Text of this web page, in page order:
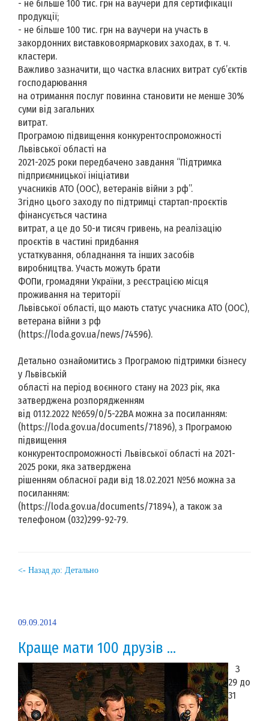
- не більше 100 тис. грн на ваучери для сертифікації
продукції;
- не більше 100 тис. грн на ваучери на участь в
закордонних виставковоярмаркових заходах, в т. ч.
кластери.
Важливо зазначити, що частка власних витрат суб’єктів
господарювання
на отримання послуг повинна становити не менше 30%
суми від загальних
витрат.
Програмою підвищення конкурентоспроможності
Львівської області на
2021-2025 роки передбачено завдання “Підтримка
підприємницької ініціативи
учасників АТО (ООС), ветеранів війни з рф”.
Згідно цього заходу по підтримці стартап-проєктів
фінансується частина
витрат, а це до 50-и тисяч гривень, на реалізацію
проєктів в частині придбання
устаткування, обладнання та інших засобів
виробництва. Участь можуть брати
ФОПи, громадяни України, з реєстрацією місця
проживання на території
Львівської області, що мають статус учасника АТО (ООС),
ветерана війни з рф
(https://loda.gov.ua/news/74596).
Детально ознайомитись з Програмою підтримки бізнесу
у Львівській
області на період воєнного стану на 2023 рік, яка
затверджена розпорядженням
від 01.12.2022 №659/0/5-22ВА можна за посиланням:
(https://loda.gov.ua/documents/71896), з Програмою
підвищення
конкурентоспроможності Львівської області на 2021-
2025 роки, яка затверджена
рішенням обласної ради від 18.02.2021 №56 можна за
посиланням:
(https://loda.gov.ua/documents/71894), а також за
телефоном (032)299-92-79.
<- Назад до: Детально
09.09.2014
Краще мати 100 друзів ...
З
29 до
31